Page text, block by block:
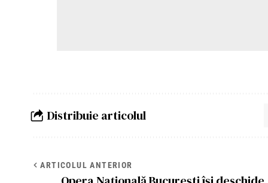
Distribuie articolul
ARTICOLUL ANTERIOR